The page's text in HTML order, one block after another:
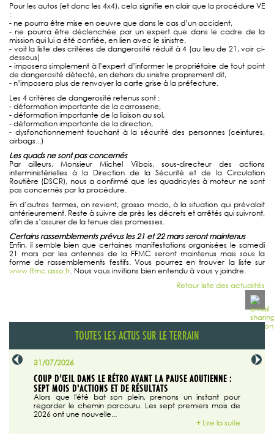
Pour les autos (et donc les 4x4), cela signifie en clair que la procédure VE
:
- ne pourra être mise en oeuvre que dans le cas d’un accident,
- ne pourra être déclenchée par un expert que dans le cadre de la
mission qui lui a été confiée, en lien avec le sinistre,
- voit la liste des critères de dangerosité réduit à 4 (au lieu de 21, voir ci-
dessous)
- imposera simplement à l’expert d’informer le propriétaire de tout point
de dangerosité détecté, en dehors du sinistre proprement dit,
- n’imposera plus de renvoyer la carte grise à la préfecture.
Les 4 critères de dangerosité retenus sont :
- déformation importante de la carrosserie,
- déformation importante de la liaison au sol,
- déformation importante de la direction,
- dysfonctionnement touchant à la sécurité des personnes (ceintures,
airbags...)
Les quads ne sont pas concernés
Par ailleurs, Monsieur Michel Vilbois, sous-directeur des actions
interministérielles à la Direction de la Sécurité et de la Circulation
Routière (DSCR), nous a confirmé que les quadricyles à moteur ne sont
pas concernés par la procédure.
En d’autres termes, on revient, grosso modo, à la situation qui prévalait
antérieurement. Reste à suivre de près les décrets et arrêtés qui suivront,
afin de s’assurer de la tenue des promesses.
Certains rassemblements prévus les 21 et 22 mars seront maintenus
Enfin, il semble bien que certaines manifestations organisées le samedi
21 mars par les antennes de la FFMC seront maintenus mais sous la
forme de rassemblements festifs. Vous pourrez en trouver la liste sur
www.ffmc.asso.fr. Nous vous invitions bien entendu à vous y joindre.
Retour liste des actualités
TOUTES LES ACTUS SUR LE TERRAIN
31/07/2026
COUP D’ŒIL DANS LE RÉTRO AVANT LA PAUSE AOUTIENNE :
SEPT MOIS D'ACTIONS ET DE RÉSULTATS
Alors que l'été bat son plein, prenons un instant pour
regarder le chemin parcouru. Les sept premiers mois de
2026 ont une nouvelle...
+ Lire la suite
29/07/